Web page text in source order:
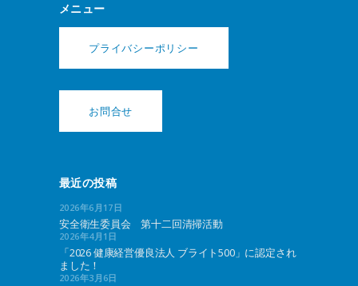
メニュー
プライバシーポリシー
お問合せ
最近の投稿
2026年6月17日
安全衛生委員会 第十二回清掃活動
2026年4月1日
「2026 健康経営優良法人 ブライト500」に認定され
ました！
2026年3月6日